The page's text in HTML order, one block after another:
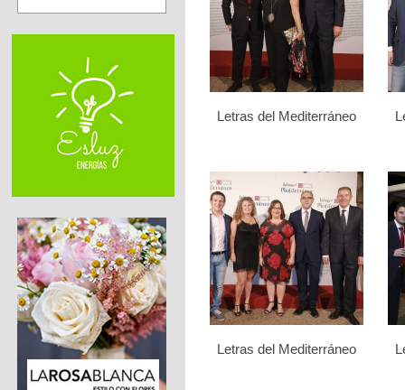
Letras del Mediterráneo
Letras del Mediterráneo